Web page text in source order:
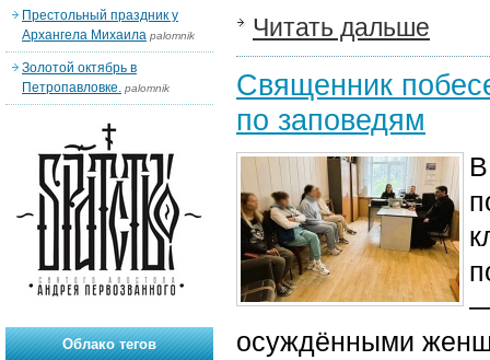
Читать дальше
Священник
по заповедям
—
осуждёнными
Престольный праздник у
Архангела Михаила palomnik
Золотой октябрь в
Петропавловке. palomnik
Облако тегов